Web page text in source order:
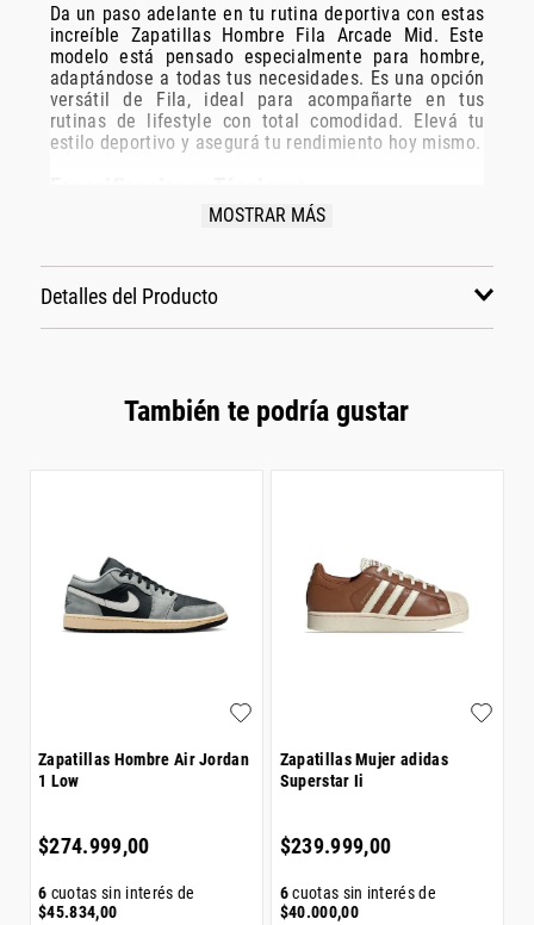
Da un paso adelante en tu rutina deportiva con estas
increíble Zapatillas Hombre Fila Arcade Mid. Este
modelo está pensado especialmente para hombre,
adaptándose a todas tus necesidades. Es una opción
versátil de Fila, ideal para acompañarte en tus
rutinas de lifestyle con total comodidad. Elevá tu
estilo deportivo y asegurá tu rendimiento hoy mismo.
Grupo: calzado
MOSTRAR MÁS
Detalles del Producto
También te podría gustar
Zapatillas Hombre Air Jordan
1 Low
$274.999,00
6 cuotas sin interés de
$45.834,00
Zapatillas Mujer adidas
Superstar Ii
$239.999,00
6cuotas sin interés de
$40.000,00